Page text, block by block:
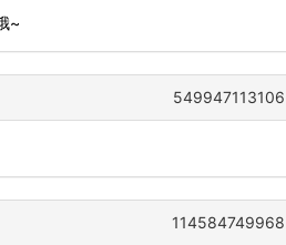
~
549947113106
114584749968